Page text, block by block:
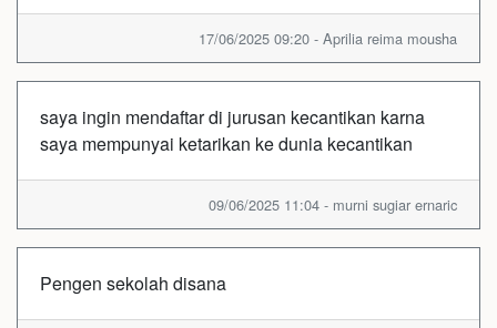
17/06/2025 09:20 - Aprilia reima mousha
saya ingin mendaftar di jurusan kecantikan karna
saya mempunyai ketarikan ke dunia kecantikan
09/06/2025 11:04 - murni sugiar ernaric
Pengen sekolah disana